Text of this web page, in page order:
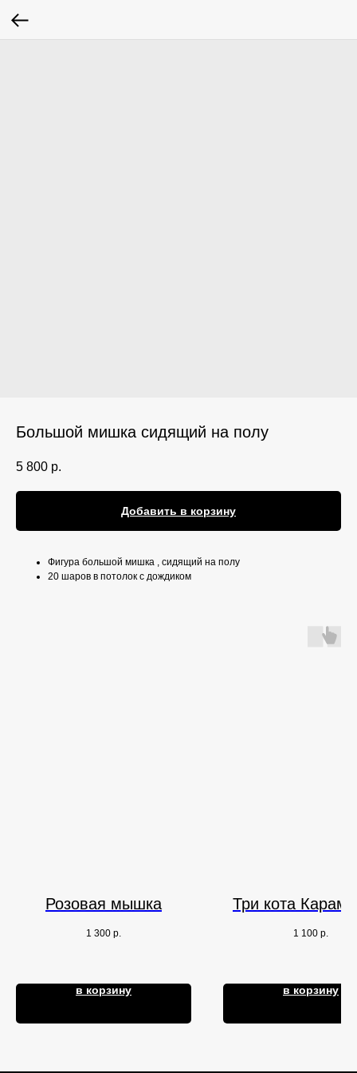
Большой мишка сидящий на полу
5 800 р.
Добавить в корзину
Фигура большой мишка , сидящий на полу
20 шаров в потолок с дождиком
Розовая мышка
1 300 р.
в корзину
Три кота
1 100 р.
в корзину